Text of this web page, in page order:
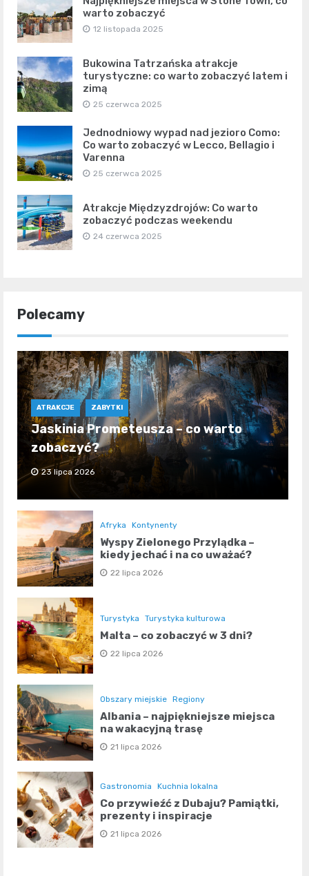
warto zobaczyć
12 listopada 2025
Bukowina Tatrzańska atrakcje
turystyczne: co warto zobaczyć latem i
zimą
25 czerwca 2025
Jednodniowy wypad nad jezioro Como:
Co warto zobaczyć w Lecco, Bellagio i
Varenna
25 czerwca 2025
Atrakcje Międzyzdrojów: Co warto
zobaczyć podczas weekendu
24 czerwca 2025
Polecamy
ATRAKCJE ZABYTKI
Jaskinia Prometeusza – co warto
zobaczyć?
23 lipca 2026
Afryka Kontynenty
Wyspy Zielonego Przylądka –
kiedy jechać i na co uważać?
22 lipca 2026
Turystyka Turystyka kulturowa
Malta – co zobaczyć w 3 dni?
22 lipca 2026
Obszary miejskie Regiony
Albania – najpiękniejsze miejsca
na wakacyjną trasę
21 lipca 2026
Gastronomia Kuchnia lokalna
Co przywieźć z Dubaju? Pamiątki,
prezenty i inspiracje
21 lipca 2026